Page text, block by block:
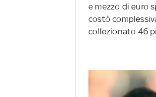
e mezzo di euro
costò
collezionato 46